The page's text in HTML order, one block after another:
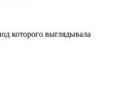
которого выглядывала